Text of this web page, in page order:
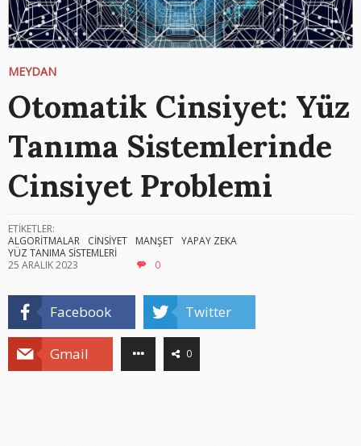
MEYDAN
Otomatik Cinsiyet: Yüz
Tanıma Sistemlerinde
Cinsiyet Problemi
ETİKETLER:
ALGORİTMALAR
CİNSİYET MANŞET YAPAY ZEKA
YÜZ TANIMA SİSTEMLERİ
25 ARALIK 2023
0
Facebook Twitter
Gmail 0